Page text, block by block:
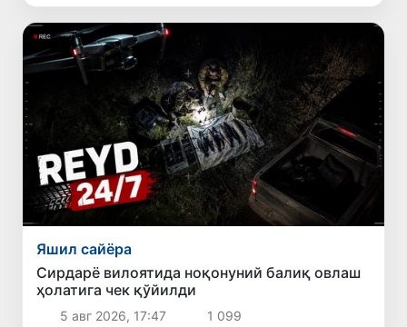
Яшил сайёра
Сирдарё вилоятида ноқонуний балиқ овлаш
ҳолатига чек қўйилди
5 авг 2026, 17:47 1 099